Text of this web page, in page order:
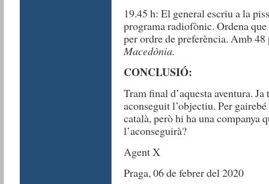
19.45 h: El general escriu a la
programa radiofònic. Ordena
per ordre de preferència. Amb
Macedònia.
CONCLUSIÓ:
Tram final d’aquesta aventura.
aconseguit l’objectiu. Per
català, però hi ha una companya
l’aconseguirà?
Agent X
Praga, 06 de febrer del 2020